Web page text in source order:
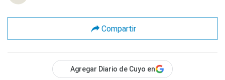
Compartir
Agregar Diario de Cuyo en